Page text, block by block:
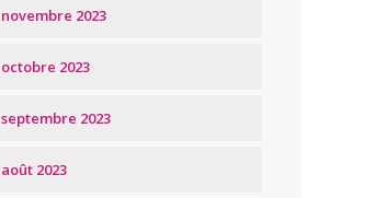
novembre 2023
octobre 2023
septembre 2023
août 2023